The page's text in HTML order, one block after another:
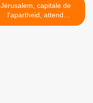
Jérusalem, capitale de
l’apartheid, attend
l’insurrection >